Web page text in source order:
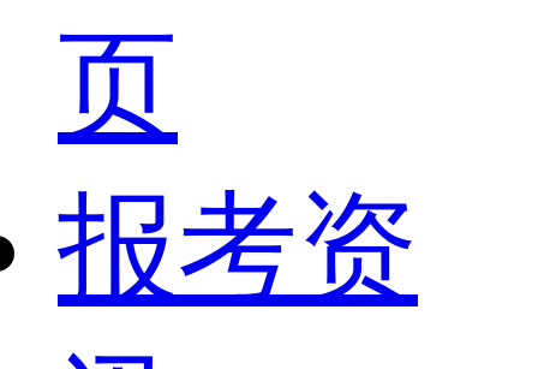
页
报考资